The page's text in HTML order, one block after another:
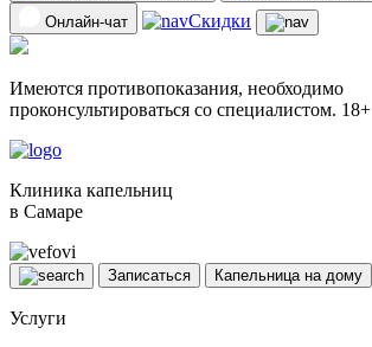
Онлайн-чат
Скидки
Имеются противопоказания, необходимо
проконсультироваться со специалистом. 18+
Клиника капельниц
в Самаре
Записаться Капельница на дому
Услуги